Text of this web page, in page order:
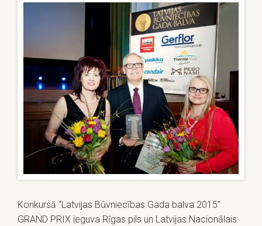
Konkursā “Latvijas Būvniecības Gada balva 2015”
GRAND PRIX ieguva Rīgas pils un Latvijas Nacionālais